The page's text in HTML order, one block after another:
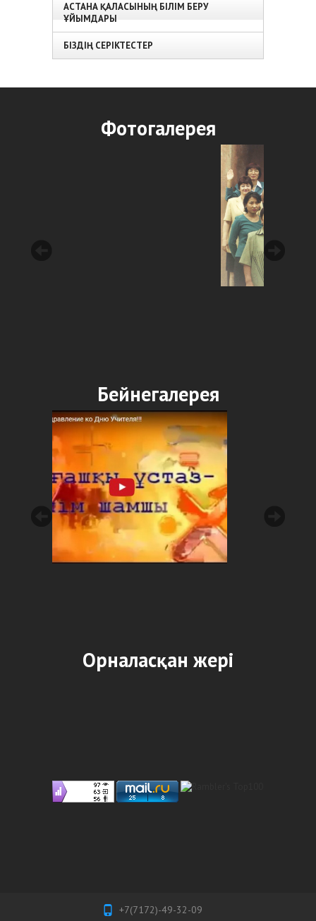
АСТАНА ҚАЛАСЫНЫҢ БІЛІМ БЕРУ
ҰЙЫМДАРЫ
БІЗДІҢ СЕРІКТЕСТЕР
Фотогалерея
Бейнегалерея
Орналасқан жері
+7(7172)-49-32-09